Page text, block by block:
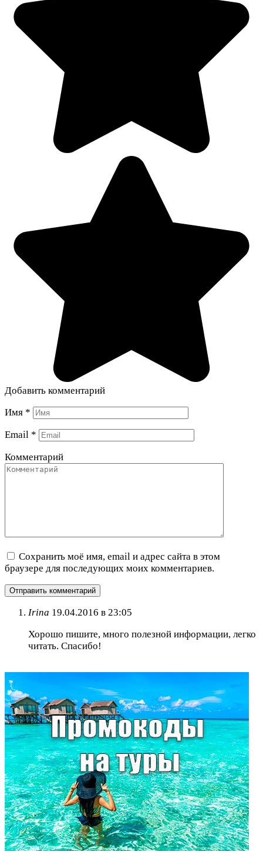
Добавить комментарий
Имя *
Email *
Комментарий
Сохранить моё имя, email и адрес сайта в этом
браузере для последующих моих комментариев.
Irina 19.04.2016 в 23:05
Хорошо пишите, много полезной информации, легко
читать. Спасибо!